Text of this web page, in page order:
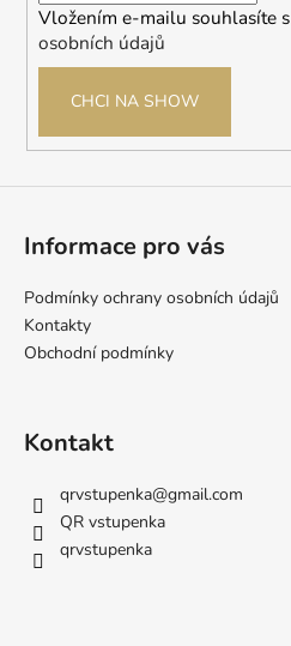
Vložením e-mailu souhlasíte s
osobních údajů
CHCI NA SHOW
Informace pro vás
Podmínky ochrany osobních údajů
Kontakty
Obchodní podmínky
Kontakt
qrvstupenka@gmail.com
QR vstupenka
qrvstupenka